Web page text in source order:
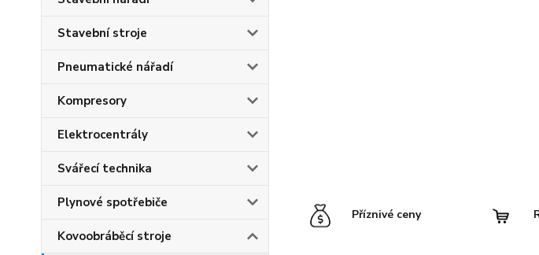
Stavební stroje
Pneumatické nářadí
Kompresory
Elektrocentrály
Svářecí technika
Plynové spotřebiče
Kovoobráběcí stroje
Příznivé ceny